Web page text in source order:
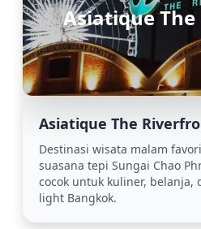
Asiatique
Asiatique The
Destinasi wisata malam
suasana tepi Sungai Chao
cocok untuk kuliner, belanja,
light Bangkok.